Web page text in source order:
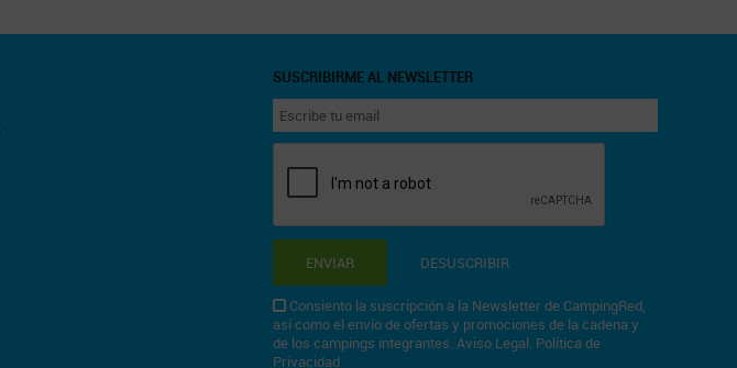
SUSCRIBIRME AL NEWSLETTER
ENVIAR DESUSCRIBIR
Consiento la suscripción a la Newsletter de CampingRed,
así como el envío de ofertas y promociones de la cadena y
de los campings integrantes. Aviso Legal. Política de
Privacidad